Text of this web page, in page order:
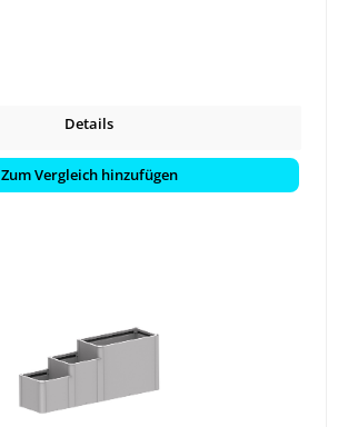
Details
Zum Vergleich hinzufügen